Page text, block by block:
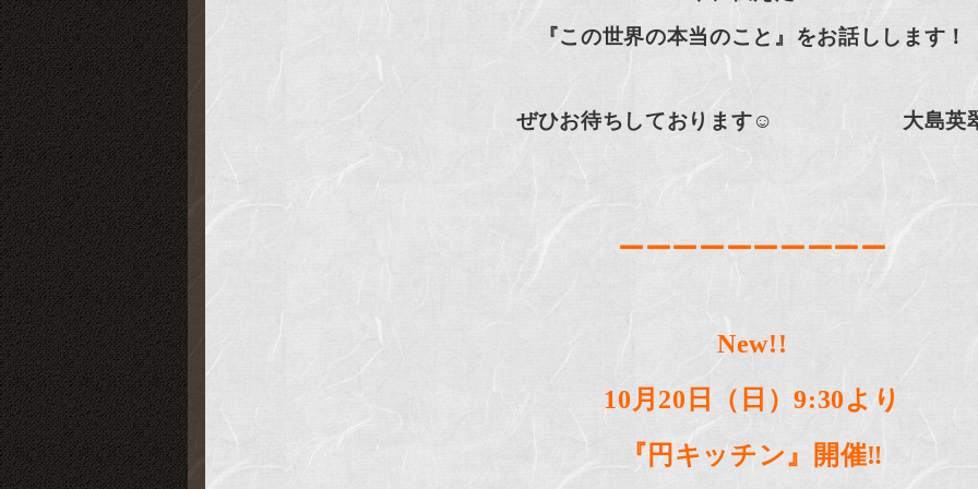
『この世界の本当のこと』をお話しします！
ぜひお待ちしております☺️ 大島英
ーーーーーーーーーー
New!!
10月20日（日）9:30より
『円キッチン』開催‼